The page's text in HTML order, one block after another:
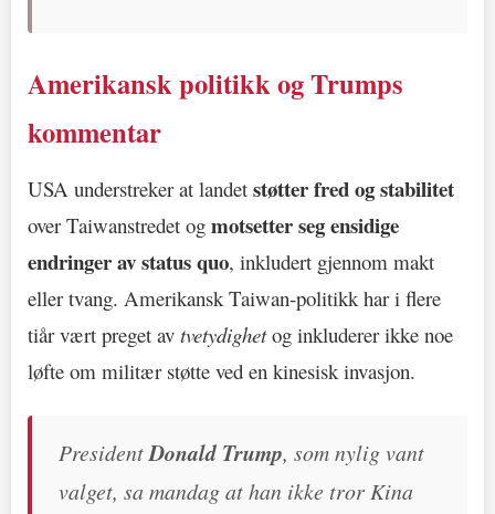
Amerikansk politikk og Trumps
kommentar
USA understreker at landet støtter fred og stabilitet
over Taiwanstredet og motsetter seg ensidige
endringer av status quo, inkludert gjennom makt
eller tvang. Amerikansk Taiwan-politikk har i flere
tiår vært preget av tvetydighetog inkluderer ikke noe
løfte om militær støtte ved en kinesisk invasjon.
PresidentDonald Trump, som nylig vant
valget, sa mandag at han ikke tror Kina